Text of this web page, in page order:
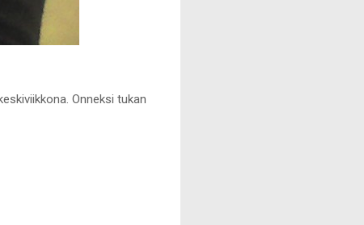
Onneksi tukan